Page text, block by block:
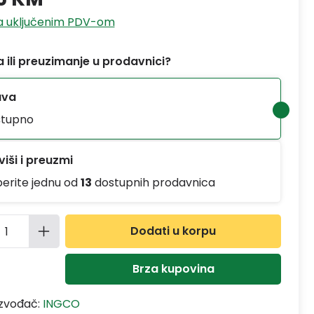
uključenim PDV-om
ili preuzimanje u prodavnici?
i preuzmi
jednu od13 dostupnih prodavnica
proizvoda: Unesite željenu
Dodati u korpu
Brza kupovina
INGCO